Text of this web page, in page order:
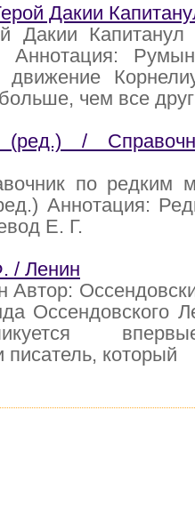
Дакии
Дакии
движение
чем все
/
по редким
Аннотация:
Е. Г.
/ Ленин
Автор:
Оссендовского
который